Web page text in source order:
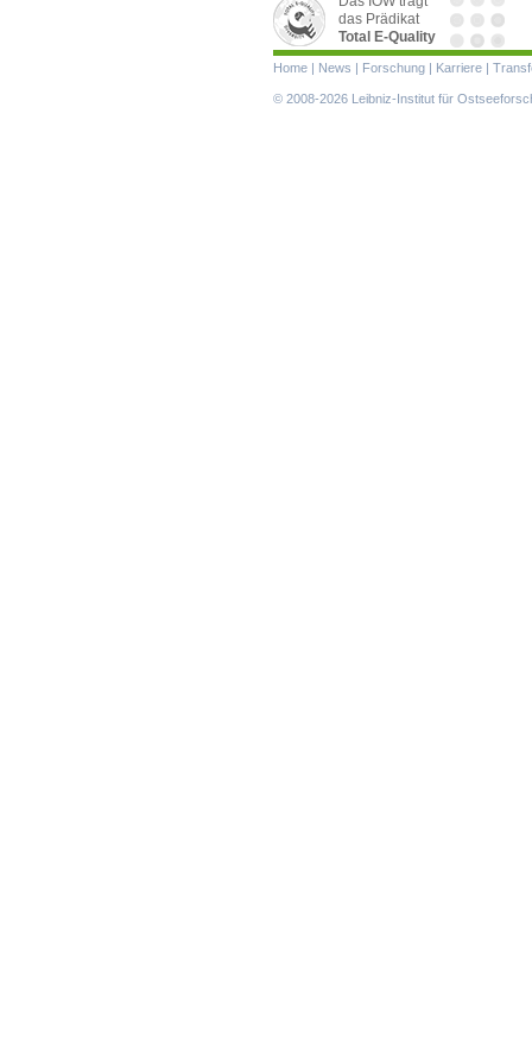
das Prädikat
Total E-Quality
Navigation
Home News Forschung Karriere
© 2008-2026 Leibniz-Institut für